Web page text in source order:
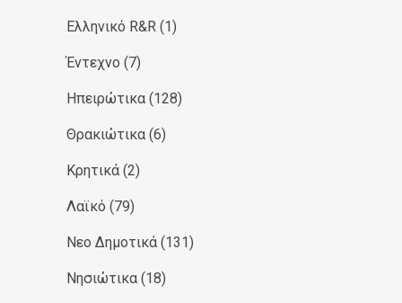
Ελληνικό R&R (1)
Έντεχνο (7)
Ηπειρώτικα (128)
Θρακιώτικα (6)
Κρητικά (2)
Λαϊκό (79)
Νεο Δημοτικά (131)
Νησιώτικα (18)